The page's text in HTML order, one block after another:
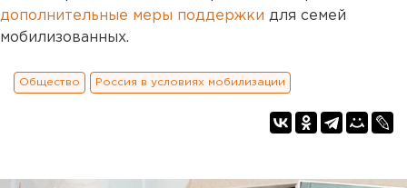
дополнительные меры поддержки для семей
мобилизованных.
Общество Россия в условиях мобилизации